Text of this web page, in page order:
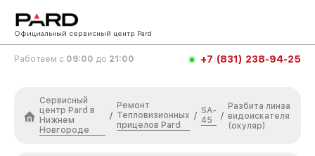
Официальный сервисный центр Pard
Работаем с 09:00 до 21:00 +7 (831) 238-94-25
Сервисный
центр Pard в
Нижнем
Новгороде
/
Ремонт
Тепловизионных
прицелов Pard
/
SA-
45
/
Разбита линза
видоискателя
(окуляр)